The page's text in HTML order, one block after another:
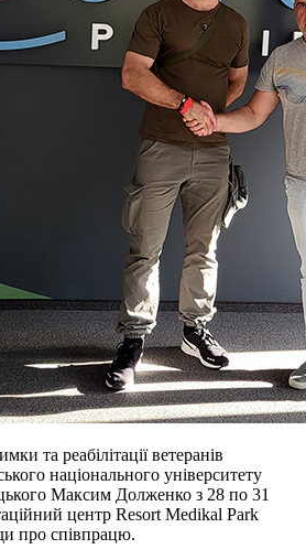
та реабілітації ветеранів
національного університету
Максим Долженко з 28 по 31
центр Resort Medikal Park
про співпрацю.